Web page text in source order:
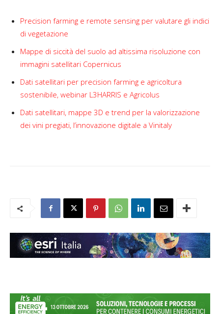
Precision farming e remote sensing per valutare gli indici
di vegetazione
Mappe di siccità del suolo ad altissima risoluzione con
immagini satellitari Copernicus
Dati satellitari per precision farming e agricoltura
sostenibile, webinar L3HARRIS e Agricolus
Dati satellitari, mappe 3D e trend per la valorizzazione
dei vini pregiati, l’innovazione digitale a Vinitaly